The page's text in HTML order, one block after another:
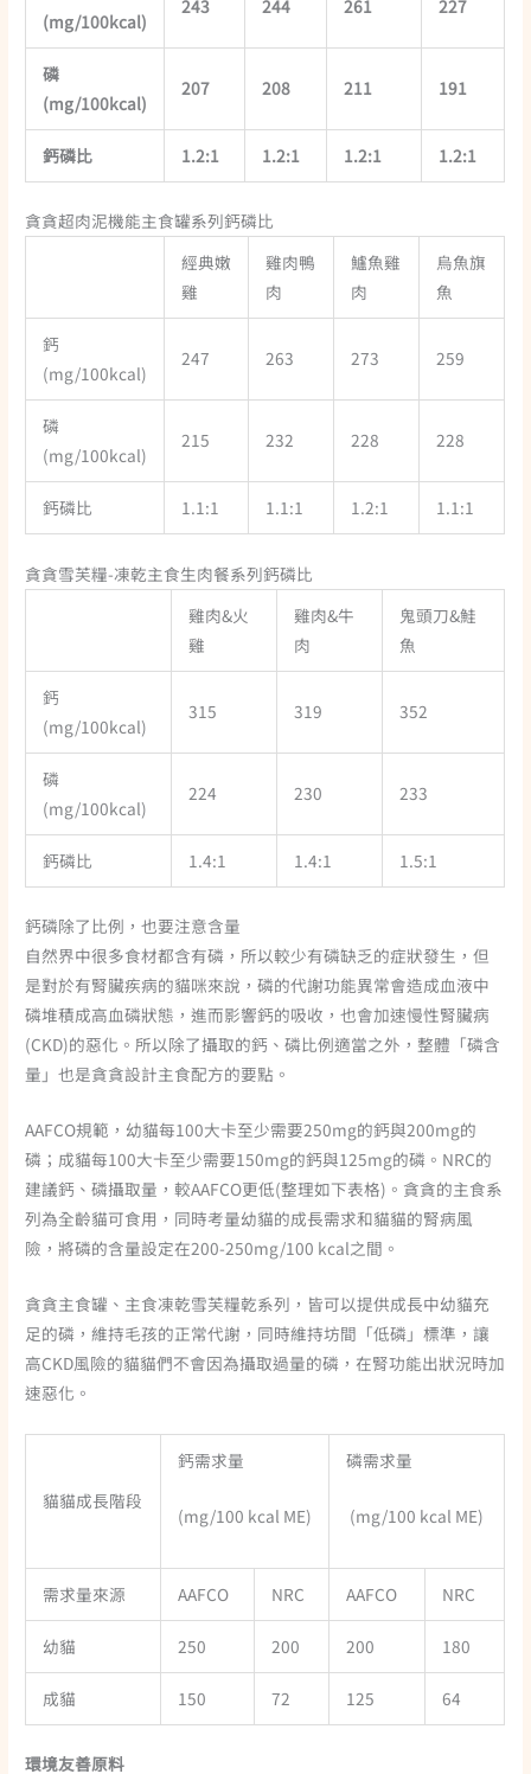
(mg/100kcal)
243 244 261 227
磷
(mg/100kcal)
207 208 211 191
鈣磷比 1.2:1 1.2:1 1.2:1 1.2:1
貪貪超肉泥機能主食罐系列鈣磷比
經典嫩
雞
雞肉鴨
肉
鱸魚雞
肉
烏魚旗
魚
鈣
(mg/100kcal)
247 263 273 259
磷
(mg/100kcal)
215 232 228 228
鈣磷比 1.1:1 1.1:1 1.2:1 1.1:1
貪貪雪芙糧-凍乾主食生肉餐系列鈣磷比
雞肉&火
雞
雞肉&牛
肉
鬼頭刀&鮭
魚
鈣
(mg/100kcal)
315 319 352
磷
(mg/100kcal)
224 230 233
鈣磷比 1.4:1 1.4:1 1.5:1
鈣磷除了比例，也要注意含量
自然界中很多食材都含有磷，所以較少有磷缺乏的症狀發生，但
是對於有腎臟疾病的貓咪來說，磷的代謝功能異常會造成血液中
磷堆積成高血磷狀態，進而影響鈣的吸收，也會加速慢性腎臟病
(CKD)的惡化。所以除了攝取的鈣、磷比例適當之外，整體「磷含
量」也是貪貪設計主食配方的要點。
AAFCO規範，幼貓每100大卡至少需要250mg的鈣與200mg的
磷；成貓每100大卡至少需要150mg的鈣與125mg的磷。NRC的
建議鈣、磷攝取量，較AAFCO更低(整理如下表格)。貪貪的主食系
列為全齡貓可食用，同時考量幼貓的成長需求和貓貓的腎病風
險，將磷的含量設定在200-250mg/100 kcal之間。
貪貪主食罐、主食凍乾雪芙糧乾系列，皆可以提供成長中幼貓充
足的磷，維持毛孩的正常代謝，同時維持坊間「低磷」標準，讓
高CKD風險的貓貓們不會因為攝取過量的磷，在腎功能出狀況時加
速惡化。
貓貓成長階段
鈣需求量
(mg/100 kcal ME)
磷需求量
(mg/100 kcal ME)
需求量來源 AAFCO NRC AAFCO NRC
幼貓 250 200 200 180
成貓 150 72 125 64
環境友善原料